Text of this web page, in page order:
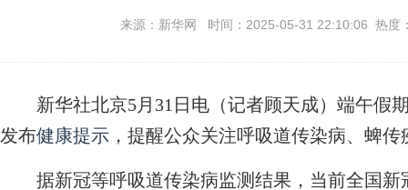
来源：新华网 时间：2025-05-31 22:10:06 热度
新华社北京5月31日电（记者顾天成）端午假
发布健康提示 ，提醒公众关注呼吸道传染病、蜱
据新冠等呼吸道传染病监测结果，当前全国新